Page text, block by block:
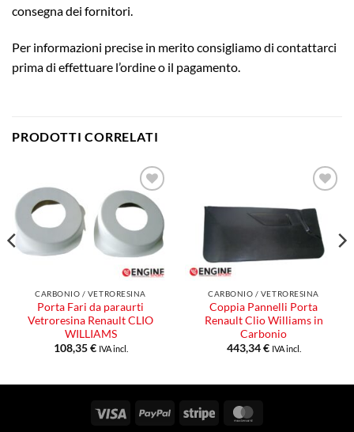
consegna dei fornitori.
Per informazioni precise in merito consigliamo di contattarci
prima di effettuare l’ordine o il pagamento.
PRODOTTI CORRELATI
Aggiungi
alla lista
dei
desideri
CARBONIO / VETRORESINA
Porta Fari da paraurti
Vetroresina Renault CLIO
WILLIAMS
108,35€ IVA incl.
alla lista
dei
desideri
CARBONIO / VETRORESINA
Coppia Pannelli Porta
Renault Clio Williams in
Carbonio
443,34€ IVA incl.
Visa PayPal Stripe